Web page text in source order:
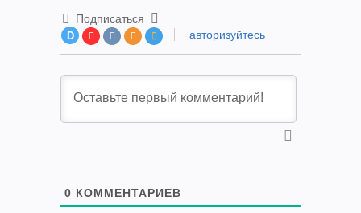
Подписаться
D авторизуйтесь
0 КОММЕНТАРИЕВ